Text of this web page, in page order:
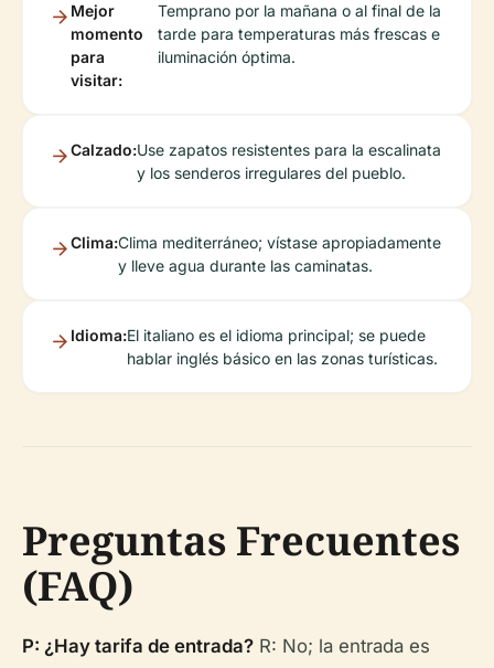
Mejor
momento
para
visitar:
Temprano por la mañana o al final de la
tarde para temperaturas más frescas e
iluminación óptima.
Calzado:Use zapatos resistentes para la escalinata
y los senderos irregulares del pueblo.
Clima:Clima mediterráneo; vístase apropiadamente
y lleve agua durante las caminatas.
Idioma:El italiano es el idioma principal; se puede
hablar inglés básico en las zonas turísticas.
Preguntas Frecuentes
(FAQ)
P: ¿Hay tarifa de entrada? R: No; la entrada es